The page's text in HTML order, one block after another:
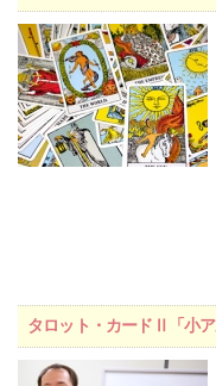
タロット・カードⅡ「小